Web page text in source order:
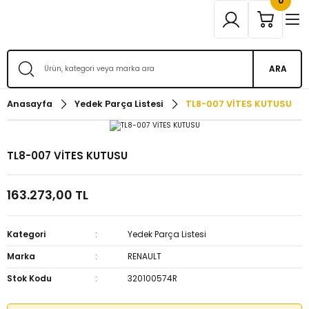
ARA
Anasayfa Yedek Parça Listesi TL8-007 VİTES KUTUSU
TL8-007 VİTES KUTUSU
163.273,00 TL
Kategori
Yedek Parça Listesi
Marka
RENAULT
Stok Kodu
320100574R